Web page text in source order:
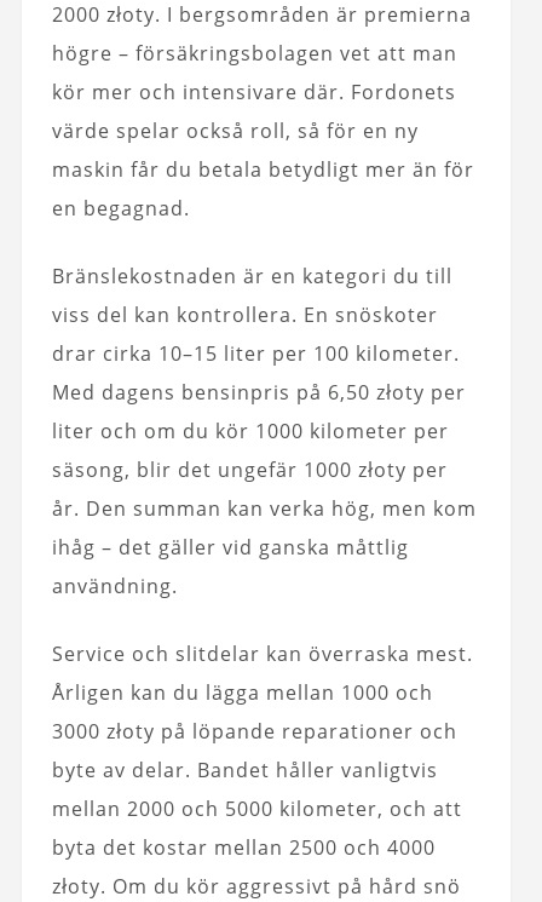
2000 złoty. I bergsområden är premierna
högre – försäkringsbolagen vet att man
kör mer och intensivare där. Fordonets
värde spelar också roll, så för en ny
maskin får du betala betydligt mer än för
en begagnad.
Bränslekostnaden är en kategori du till
viss del kan kontrollera. En snöskoter
drar cirka 10–15 liter per 100 kilometer.
Med dagens bensinpris på 6,50 złoty per
liter och om du kör 1000 kilometer per
säsong, blir det ungefär 1000 złoty per
år. Den summan kan verka hög, men kom
ihåg – det gäller vid ganska måttlig
användning.
Service och slitdelar kan överraska mest.
Årligen kan du lägga mellan 1000 och
3000 złoty på löpande reparationer och
byte av delar. Bandet håller vanligtvis
mellan 2000 och 5000 kilometer, och att
byta det kostar mellan 2500 och 4000
złoty. Om du kör aggressivt på hård snö